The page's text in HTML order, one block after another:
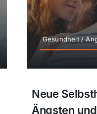
Gesundheit /
Neue
Ängsten